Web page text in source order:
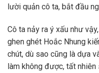
lười quản cô ta, bắt đầu
Cô ta nảy ra ý xấu như
ghen ghét Hoắc Nhung
chút, dù sao cũng là dựa
làm không được, tất